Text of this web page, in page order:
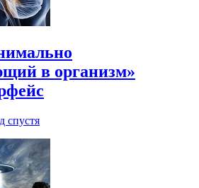
в организм»
спустя